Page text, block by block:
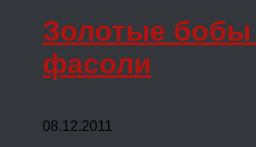
Золотые бобы
фасоли
08.12.2011